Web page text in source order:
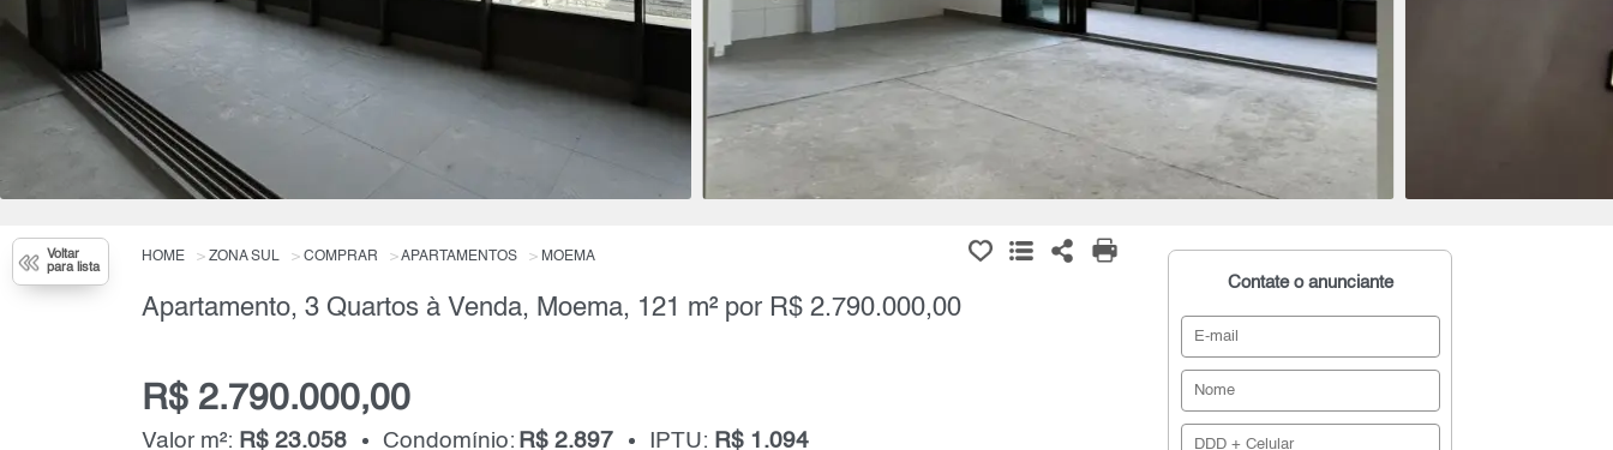
Voltar
para lista
HOME ZONA SUL COMPRAR APARTAMENTOS MOEMA
Apartamento, 3 Quartos à Venda, Moema, 121 m² por R$ 2.790.000,00
R$ 2.790.000,00
Valor m²: R$ 23.058 Condomínio: R$ 2.897 IPTU: R$ 1.094
Contate o anunciante